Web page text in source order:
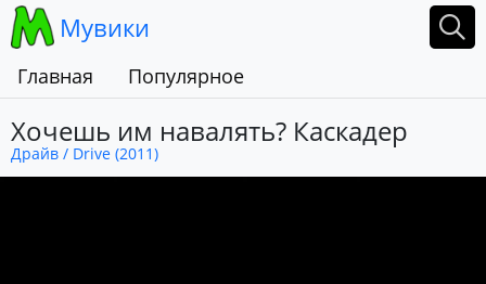
Мувики
Главная Популярное
Хочешь им навалять? Каскадер
Драйв / Drive (2011)